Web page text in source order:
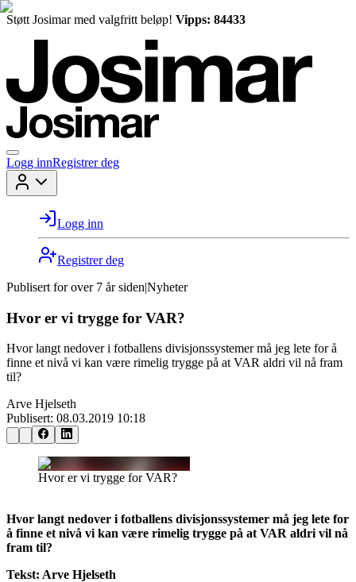
Støtt Josimar med valgfritt beløp! Vipps: 84433
Logg innRegistrer deg
Logg inn
Registrer deg
Publisert for over 7 år siden|Nyheter
Hvor er vi trygge for VAR?
Hvor langt nedover i fotballens divisjonssystemer må jeg lete for å
finne et nivå vi kan være rimelig trygge på at VAR aldri vil nå fram
til?
Arve Hjelseth
Publisert: 08.03.2019 10:18
Hvor er vi trygge for VAR?
Hvor langt nedover i fotballens divisjonssystemer må jeg lete for
å finne et nivå vi kan være rimelig trygge på at VAR aldri vil nå
fram til?
Tekst: Arve Hjelseth